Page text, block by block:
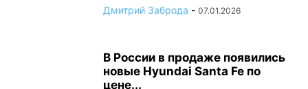
Дмитрий Заброда - 07.01.2026
В России в продаже появились
новые Hyundai Santa Fe по
цене...